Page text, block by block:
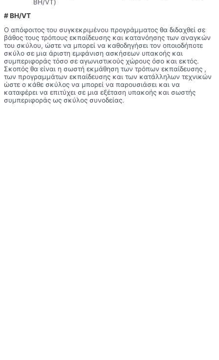
BH/VT)
# BH/VT
Ο απόφοιτος του συγκεκριμένου προγράμματος θα διδαχθεί σε
βάθος τους τρόπους εκπαίδευσης και κατανόησης των αναγκών
του σκύλου, ώστε να μπορεί να καθοδηγήσει τον οποιοδήποτε
σκύλο σε μια άριστη εμφάνιση ασκήσεων υπακοής και
συμπεριφοράς τόσο σε αγωνιστικούς χώρους όσο και εκτός.
Σκοπός θα είναι η σωστή εκμάθηση των τρόπων εκπαίδευσης ,
των προγραμμάτων εκπαίδευσης και των κατάλληλων τεχνικών
ώστε ο κάθε σκύλος να μπορεί να παρουσιάσει και να
καταφέρει να επιτύχει σε μια εξέταση υπακοής και σωστής
συμπεριφοράς ως σκύλος συνοδείας.